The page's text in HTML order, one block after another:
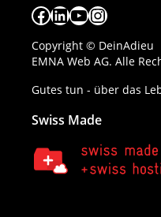
Facebook
LinkedIn
YouTube
Copyright © DeinAdieu
EMNA Web AG. Alle
Gutes tun - über das
Swiss Made